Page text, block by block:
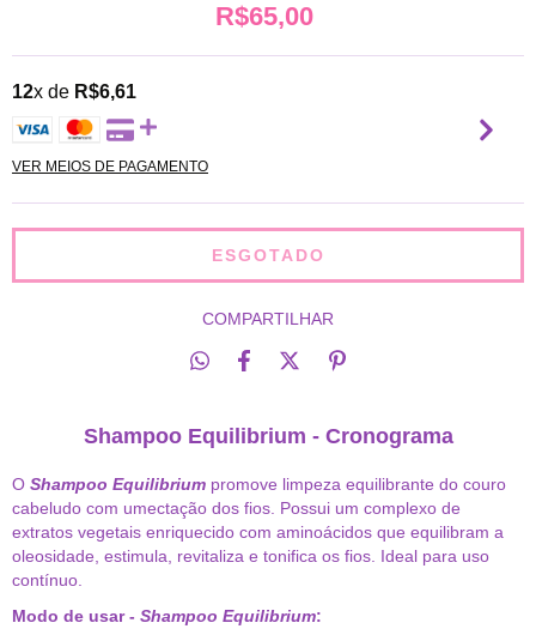
R$65,00
12x de R$6,61
VER MEIOS DE PAGAMENTO
COMPARTILHAR
Shampoo Equilibrium - Cronograma
O Shampoo Equilibrium promove limpeza equilibrante do couro
cabeludo com umectação dos fios. Possui um complexo de
extratos vegetais enriquecido com aminoácidos que equilibram a
oleosidade, estimula, revitaliza e tonifica os fios. Ideal para uso
contínuo.
Modo de usar - Shampoo Equilibrium: